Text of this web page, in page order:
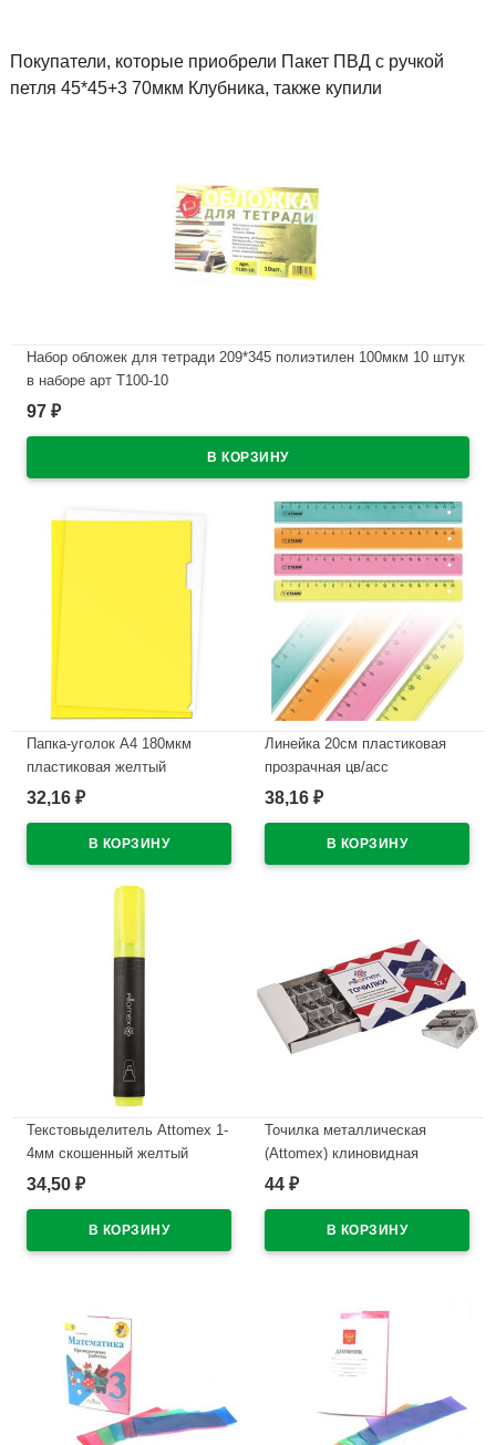
Покупатели, которые приобрели Пакет ПВД с ручкой
петля 45*45+3 70мкм Клубника, также купили
Набор обложек для тетради 209*345 полиэтилен 100мкм 10 штук
в наборе арт Т100-10
В наличии
97 ₽
Папка-уголок А4 180мкм
пластиковая желтый
В наличии
32,16 ₽
Линейка 20см пластиковая
прозрачная цв/асс
флюорисцентная Неоновый
СТАММ арт.ЛН12,ЛН110
38,16 ₽
Текстовыделитель Attomex 1-
4мм скошенный желтый
арт.5045300
34,50 ₽
Точилка металлическая
(Attomex) клиновидная
двойная арт.4071305
44 ₽